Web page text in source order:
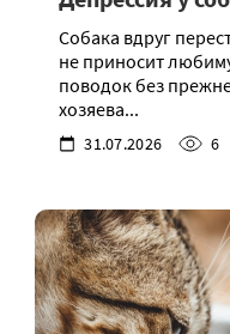
Собака вдруг
не приносит
поводок без
хозяева...
31.07.2026 6